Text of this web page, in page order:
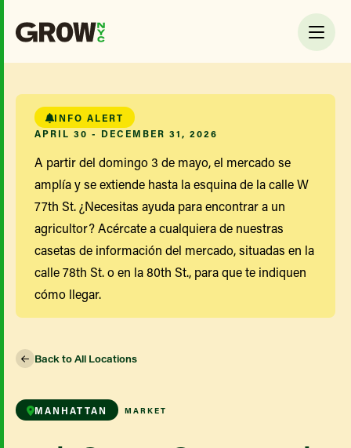
INFO ALERT
APRIL 30 - DECEMBER 31, 2026
A partir del domingo 3 de mayo, el mercado se
amplía y se extiende hasta la esquina de la calle W
77th St. ¿Necesitas ayuda para encontrar a un
agricultor? Acércate a cualquiera de nuestras
casetas de información del mercado, situadas en la
calle 78th St. o en la 80th St., para que te indiquen
cómo llegar.
Back to All Locations
MANHATTAN MARKET